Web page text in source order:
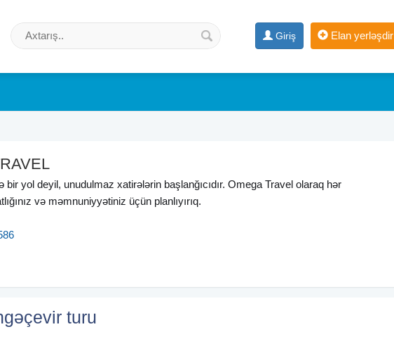
Giriş Elan yerləşdir
bir yol deyil, unudulmaz xatirələrin başlanğıcıdır. Omega Travel olaraq hər
və məmnuniyyətiniz üçün planlıyırıq.
turu